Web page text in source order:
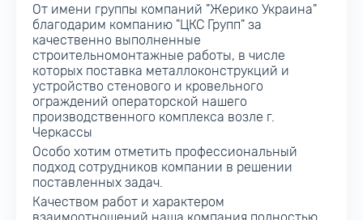
Хотим отметить опыт сотрудничества
компаний «Tebodin Ukraine CFI» и ООО «ЦКС
ГРУП» по проекту строительства «Торгового
центра „Форум Львов“ с подземным паркингом
и благоустройством прилегающей территории
по ул. П.Кулиша - Под Дубом в г.Львове».
Специалистами компании были выполнены
работы по проектированию чертежей КМ и
КМД, изготовлению и поставке
металлоконструкции.
Работники компании ответственно подошли к
выполнению взятых на себя обязательств, все
работы выполнены с надлежащим качеством и
в установленные договором сроки.